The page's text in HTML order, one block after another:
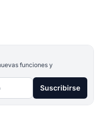
funciones y
Suscribirse